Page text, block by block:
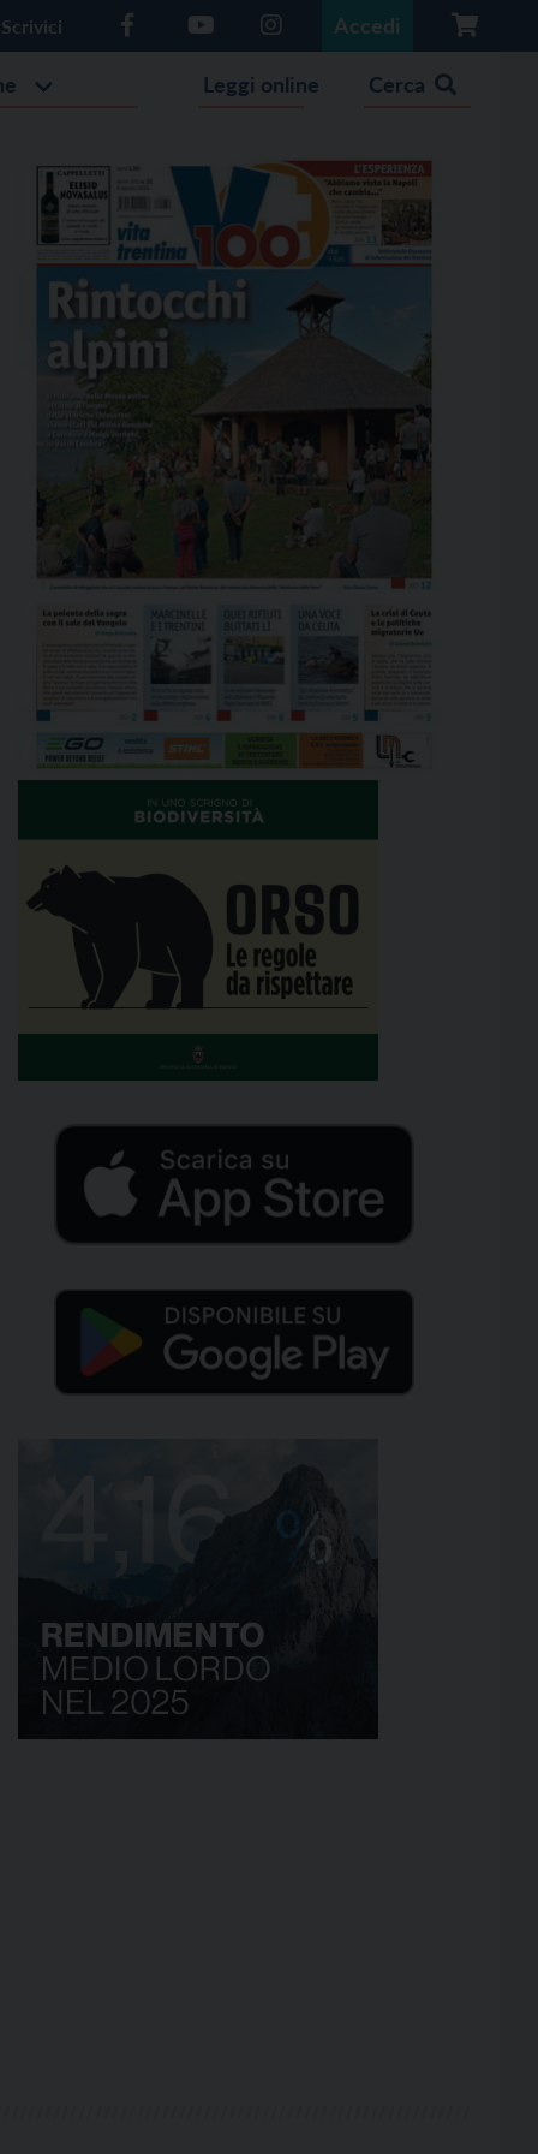
Scrivici Accedi
Leggi online Cerca